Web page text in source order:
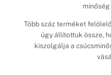
Több száz terméket
úgy állítottuk össze,
kiszolgálja a